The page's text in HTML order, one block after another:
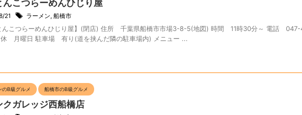
んこつらーめんひじり屋
21 ラーメン, 船橋市
んこつらーめんひじり屋】(閉店) 住所 千葉県船橋市市場3-8-5(地図) 時間 11時30分～ 電話
月曜日 駐車場 有り(道を挟んだ隣の駐車場内) メニュー ...
のB級グルメ 船橋市のB級グルメ
クガレッジ西船橋店